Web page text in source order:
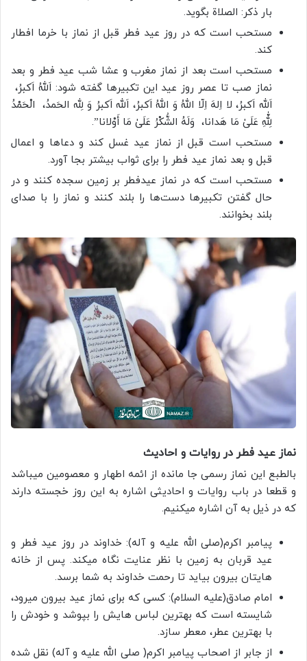
بار ذکر: الصلاة بگوید.
مستحب است که در روز عید فطر قبل از نماز با خرما افطار
کند.
مستحب است بعد از نماز مغرب و عشا شب عید فطر و بعد
نماز صب تا عصر روز عید این تکبیرها گفته شود: اَللهُ اَکبرُ،
اَلله اَکبرُ، لا اِلهَ اِلّا اللهُ وَ اللهُ اَکبرُ، اَلله اَکبرُ وَ لِله الحَمدُ، الْحَمْدُ
لِلّٰهِ عَلَىٰ مَا هَدانا، وَلَهُ الشُّكْرُ عَلَىٰ مَا أَوْلانا”.
مستحب است قبل از نماز عید غسل کند و دعاها و اعمال
قبل و بعد نماز عید فطر را برای ثواب بیشتر بجا آورد.
مستحب است که در نماز عیدفطر بر زمین سجده کنند و در
حال گفتن تکبیرها دست‌ها را بلند کنند و نماز را با صدای
بلند بخوانند.
نماز عید فطر در روایات و احادیث
بالطبع این نماز رسمی جا مانده از ائمه اطهار و معصومین میباشد
و قطعا در باب روایات و احادیثی اشاره به این روز خجسته دارند
که در ذیل به آن اشاره میکنیم.
پیامبر اکرم(صلی الله علیه و آله): خداوند در روز عید فطر و
عید قربان به زمین با نظر عنایت نگاه میکند. پس از خانه
هایتان بیرون بیاید تا رحمت خداوند به شما برسد.
امام صادق(علیه السلام): کسی که برای نماز عید بیرون میرود،
شایسته است که بهترین لباس هایش را بپوشد و خودش را
با بهترین عطر، معطر سازد.
از جابر از اصحاب پیامبر اکرم( صلی الله علیه و آله) نقل شده